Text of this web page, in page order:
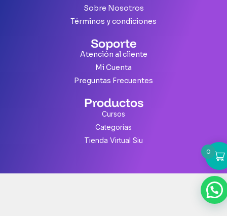
Sobre Nosotros
Términos y condiciones
Soporte
Atención al cliente
Mi Cuenta
Preguntas Frecuentes
Productos
Cursos
Categorías
Tienda Virtual Siu
0